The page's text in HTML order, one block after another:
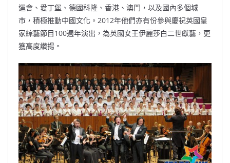
運會、愛丁堡、德國科隆、香港、澳門，以及國內多個城
市，積極推動中國文化。2012年他們亦有份參與慶祝英國皇
家綜藝節目100週年演出，為英國女王伊麗莎白二世獻藝，更
獲高度讚揚。